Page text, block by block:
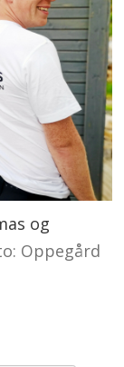
og
Oppegård